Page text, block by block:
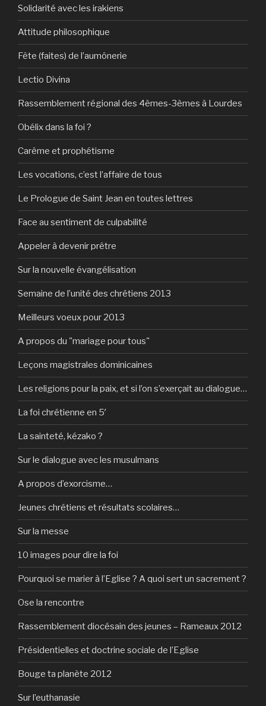
Solidarité avec les irakiens
Attitude philosophique
Fête (faites) de l’aumônerie
Lectio Divina
Rassemblement régional des 4èmes-3èmes à Lourdes
Obélix dans la foi ?
Carême et prophétisme
Les vocations, c’est l’affaire de tous
Le Prologue de Saint Jean en toutes lettres
Face au sentiment de culpabilité
Appeler à devenir prêtre
Sur la nouvelle évangélisation
Semaine de l’unité des chrétiens 2013
Meilleurs voeux pour 2013
A propos du "mariage pour tous"
Leçons magistrales dominicaines
Les religions pour la paix, et si l’on s’exerçait au dialogue…
La foi chrétienne en 5′
La sainteté, kézako ?
Sur le dialogue avec les musulmans
A propos d’exorcisme…
Jeunes chrétiens et résultats scolaires…
Sur la messe
10 images pour dire la foi
Pourquoi se marier à l’Eglise ? A quoi sert un sacrement ?
Ose la rencontre
Rassemblement diocésain des jeunes – Rameaux 2012
Présidentielles et doctrine sociale de l’Eglise
Bouge ta planète 2012
Sur l’euthanasie